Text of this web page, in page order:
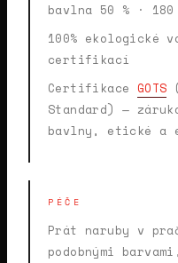
bavlna 50 % · 180
100% ekologické
certifikací
Certifikace GOTS
Standard) —
bavlny, etické a
PÉČE
Prát naruby v
podobnými